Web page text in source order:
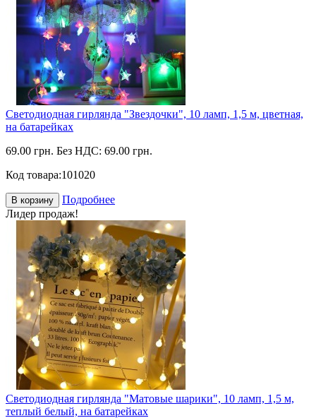
Светодиодная гирлянда "Звездочки", 10 ламп, 1,5 м, цветная,
на батарейках
69.00 грн. Без НДС: 69.00 грн.
Код товара:101020
В корзину
Подробнее
Лидер продаж!
Светодиодная гирлянда "Матовые шарики", 10 ламп, 1,5 м,
теплый белый, на батарейках